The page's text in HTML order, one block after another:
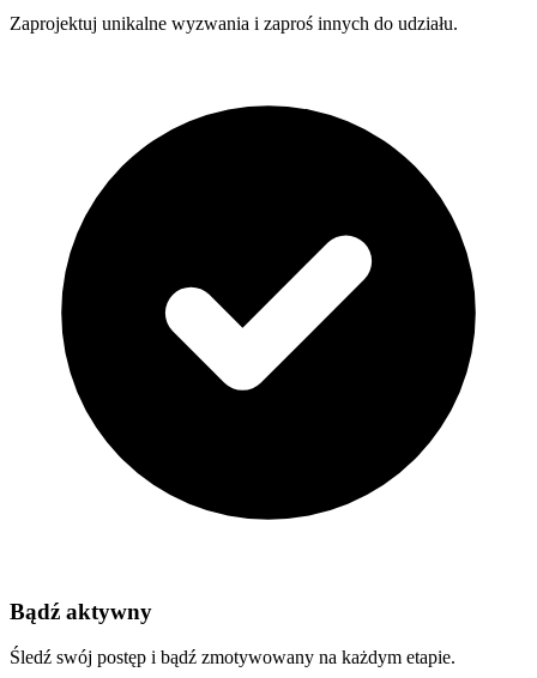
Zaprojektuj unikalne wyzwania i zaproś innych do udziału.
Bądź aktywny
Śledź swój postęp i bądź zmotywowany na każdym etapie.